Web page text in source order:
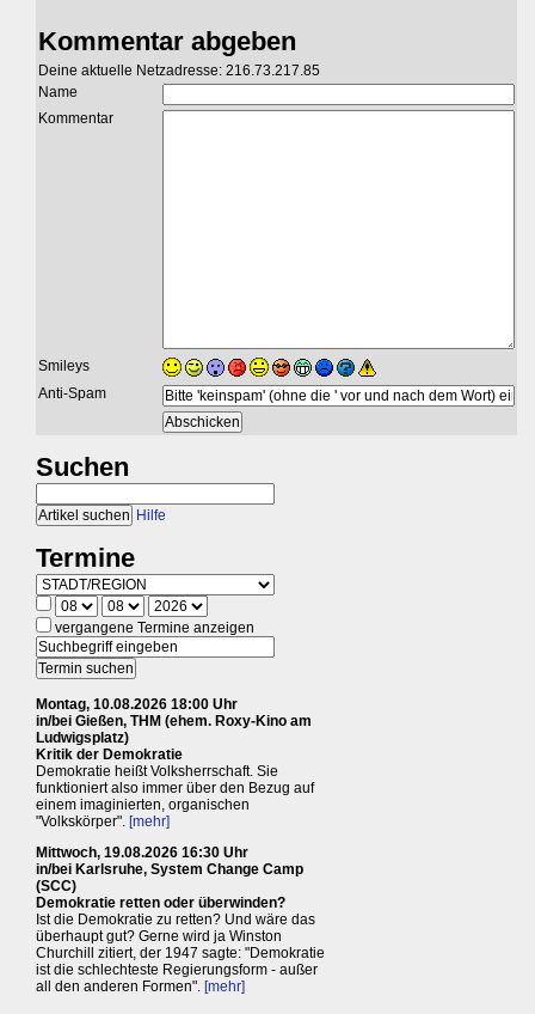
Kommentar abgeben
Deine aktuelle Netzadresse: 216.73.217.85
Name
Kommentar
Smileys
Anti-Spam
Suchen
Hilfe
Termine
vergangene Termine anzeigen
Montag, 10.08.2026 18:00 Uhr
in/bei Gießen, THM (ehem. Roxy-Kino am
Ludwigsplatz)
Kritik der Demokratie
Demokratie heißt Volksherrschaft. Sie
funktioniert also immer über den Bezug auf
einem imaginierten, organischen
"Volkskörper". [mehr]
Mittwoch, 19.08.2026 16:30 Uhr
in/bei Karlsruhe, System Change Camp
(SCC)
Demokratie retten oder überwinden?
Ist die Demokratie zu retten? Und wäre das
überhaupt gut? Gerne wird ja Winston
Churchill zitiert, der 1947 sagte: "Demokratie
ist die schlechteste Regierungsform - außer
all den anderen Formen". [mehr]